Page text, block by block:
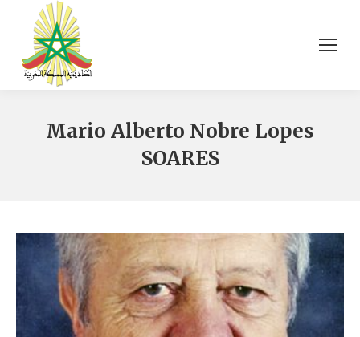
Mario Alberto Nobre Lopes
SOARES